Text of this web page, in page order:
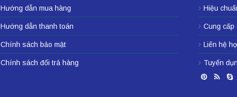
Hướng dẫn mua hàng
Hướng dẫn thanh toán
Chính sách bảo mật
Chính sách đổi trả hàng
Hiệu
Cung cấp
Liên hệ
Tuyển